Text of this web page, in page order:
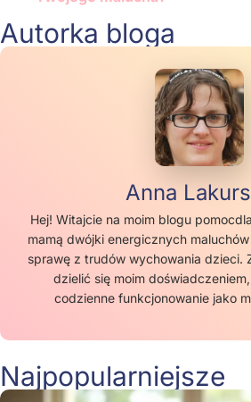
Autorka bloga
Anna
Hej! Witajcie na moim blogu
mamą dwójki energicznych
sprawę z trudów wychowania dzieci.
dzielić się moim
codzienne funkcjonowanie jako
Najpopularniejsze